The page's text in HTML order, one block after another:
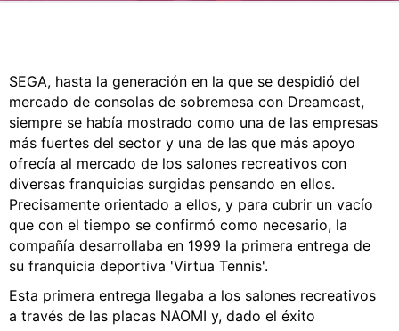
SEGA, hasta la generación en la que se despidió del
mercado de consolas de sobremesa con Dreamcast,
siempre se había mostrado como una de las empresas
más fuertes del sector y una de las que más apoyo
ofrecía al mercado de los salones recreativos con
diversas franquicias surgidas pensando en ellos.
Precisamente orientado a ellos, y para cubrir un vacío
que con el tiempo se confirmó como necesario, la
compañía desarrollaba en 1999 la primera entrega de
su franquicia deportiva 'Virtua Tennis'.
Esta primera entrega llegaba a los salones recreativos
a través de las placas NAOMI y, dado el éxito